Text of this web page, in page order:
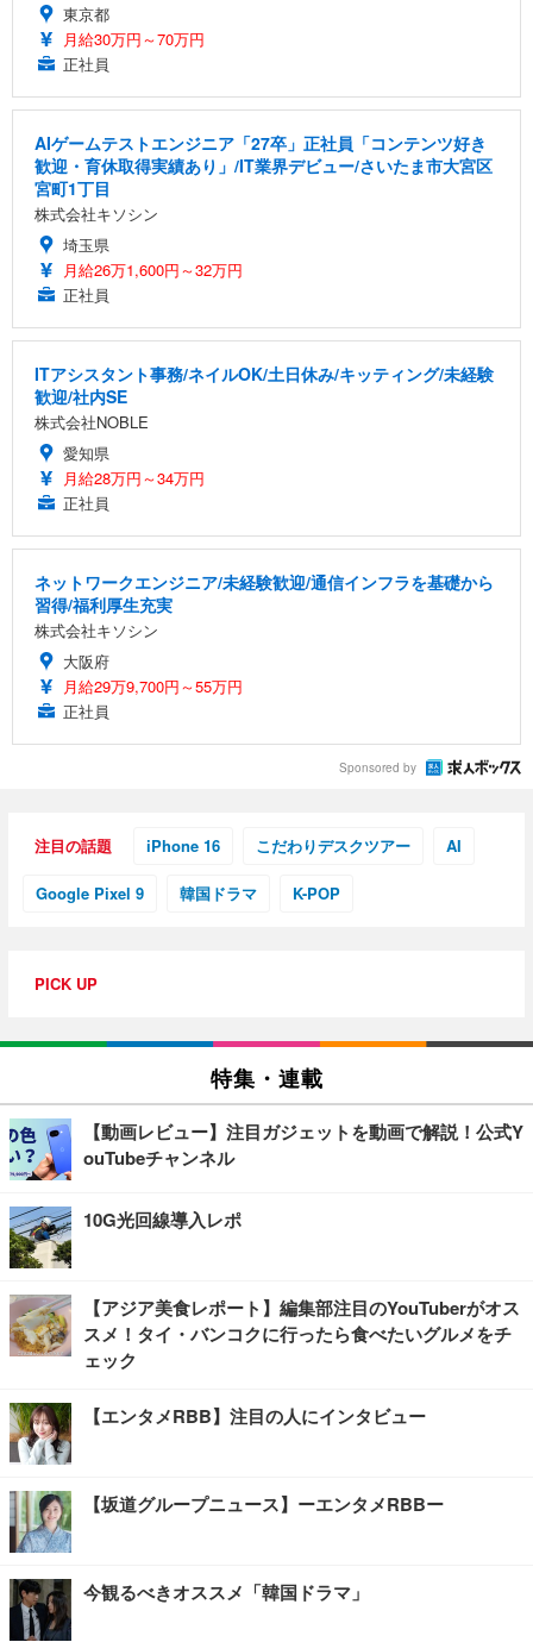
東京都
月給30万円～70万円
正社員
AIゲームテストエンジニア「27卒」正社員「コンテンツ好き
歓迎・育休取得実績あり」/IT業界デビュー/さいたま市大宮区
宮町1丁目
株式会社キソシン
埼玉県
月給26万1,600円～32万円
正社員
ITアシスタント事務/ネイルOK/土日休み/キッティング/未経験
歓迎/社内SE
株式会社NOBLE
愛知県
月給28万円～34万円
正社員
ネットワークエンジニア/未経験歓迎/通信インフラを基礎から
習得/福利厚生充実
株式会社キソシン
大阪府
月給29万9,700円～55万円
正社員
Sponsored by
注目の話題 iPhone 16 こだわりデスクツアー AI
Google Pixel 9 韓国ドラマ K-POP
PICK UP
特集・連載
【動画レビュー】注目ガジェットを動画で解説！公式Y
ouTubeチャンネル
10G光回線導入レポ
【アジア美食レポート】編集部注目のYouTuberがオス
スメ！タイ・バンコクに行ったら食べたいグルメをチ
ェック
【エンタメRBB】注目の人にインタビュー
【坂道グループニュース】ーエンタメRBBー
今観るべきオススメ「韓国ドラマ」